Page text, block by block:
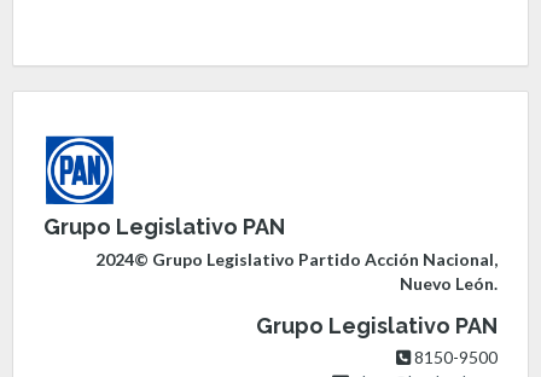
Grupo Legislativo PAN
2024© Grupo Legislativo Partido Acción Nacional,
Nuevo León.
Grupo Legislativo PAN
8150-9500